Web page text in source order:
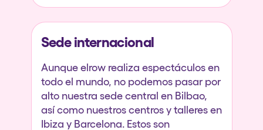
Sede internacional
Aunque elrow realiza espectáculos en
todo el mundo, no podemos pasar por
alto nuestra sede central en Bilbao,
así como nuestros centros y talleres en
Ibiza y Barcelona. Estos son